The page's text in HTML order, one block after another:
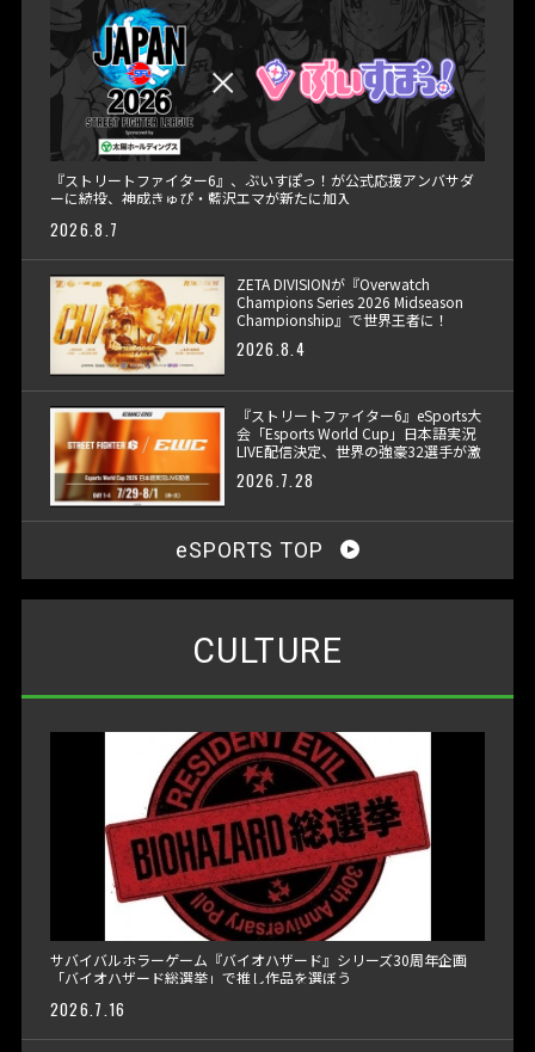
『ストリートファイター6』、ぶいすぽっ！が公式応援アンバサダ
ーに続投、神成きゅぴ・藍沢エマが新たに加入
2026.8.7
ZETA DIVISIONが『Overwatch
Champions Series 2026 Midseason
Championship』で世界王者に！
2026.8.4
『ストリートファイター6』eSports大
会「Esports World Cup」日本語実況
LIVE配信決定、世界の強豪32選手が激
2026.7.28
eSPORTS TOP
CULTURE
サバイバルホラーゲーム『バイオハザード』シリーズ30周年企画
「バイオハザード総選挙」で推し作品を選ぼう
2026.7.16